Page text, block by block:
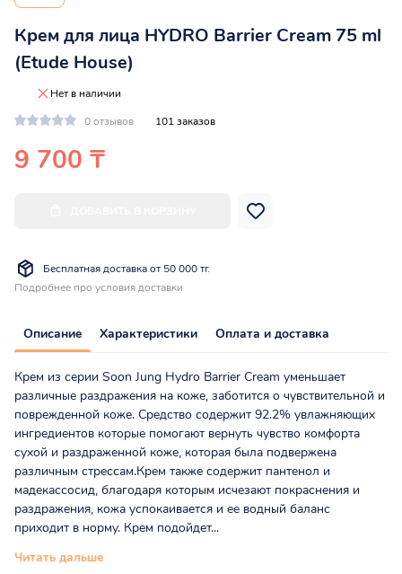
Крем для лица HYDRO Barrier Cream 75 ml
(Etude House)
Нет в наличии
0 отзывов
101 заказов
9 700 ₸
Бесплатная доставка от 50 000 тг.
Подробнее про условия доставки
Описание Характеристики Оплата и доставка
Крем из серии Soon Jung Hydro Barrier Cream уменьшает
различные раздражения на коже, заботится о чувствительной и
поврежденной коже. Средство содержит 92.2% увлажняющих
ингредиентов которые помогают вернуть чувство комфорта
сухой и раздраженной коже, которая была подвержена
различным стрессам.Крем также содержит пантенол и
мадекассосид, благодаря которым исчезают покраснения и
раздражения, кожа успокаивается и ее водный баланс
приходит в норму. Крем подойдет...
Читать дальше